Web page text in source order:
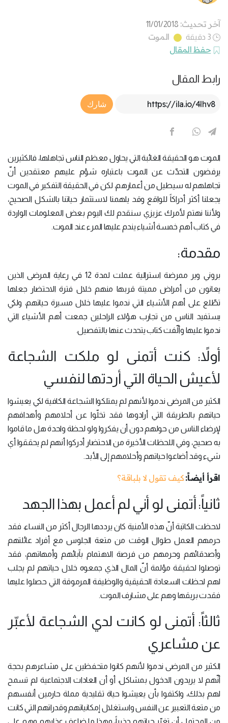
آخر تحديث: 11/01/2018
3 دقيقة
الموت
حفظ المقال
رابط المقال
Article Link
شارك
الموت هو الحقيقة الغائبة التي يحاول معظم الناس تجاهلها، فالكثيرين
يرفضون التحدّث عن الموت باعتباره شؤم عليهم معتقدين أنّ
تجاهلهم له سيطيل من أعمارهم، لكن في الحقيقة التفكير في الموت
يجعلنا أكثر أدراكاً للواقع وقد يلهمنا لاستثمار حياتنا بالشكل الصحيح،
ولأننا نهتم لأمرك عزيزي سنقدم لك اليوم بعض المعلومات الواردة
في كتاب أهم خمسة أشياء يندم عليها المرء عند الموت.
مقدمة:
بروني وير ممرضة استرالية عملت لمدة 12 في رعاية المرضى الذين
يعانون من أمراض مميتة قربها منهم خلال فترة الاحتضار جعلها
تطّلع على أهم الأشياء التي ندموا عليها خلال مسيرة حياتهم، ولكي
يستفيد الناس من تجارب هؤلاء الراحلين جمعت أهم الأشياء التي
ندموا عليها وألّفت كتاب يتحدث عنها بالتفصيل.
أولاً: كنت أتمنى لو ملكت الشجاعة
لأعيش الحياة التي أردتها لنفسي
الكثير من المرضى ندموا لأنهم لم يمتلكوا الشجاعة الكافية لكي يعيشوا
حياتهم بالطريقة التي أرادوها فقد تخلّوا عن أحلامهم وأهدافهم
لإرضاء الناس من حولهم دون أن يفكروا ولو لحظة واحدة هل ما قاموا
به صحيح، وفي اللحظات الأخيرة من الاحتضار أدركوا أنهم لم يحققوا أي
شيء وقد أضاعوا حياتهم وأحلامهم إلى الأبد.
اقرأ أيضاً: كيف تقول لا بلباقة؟
ثانياً: أتمنى لو أني لم أعمل بهذا الجهد
لاحظت الكاتبة أنّ هذه الأمنية كان يرددها الرجال أكثر من النساء، فقد
حرمهم العمل طوال الوقت من متعة الجلوس مع أفراد عائلتهم
وأصدقائهم وحرمهم من فرصة الاهتمام بآبائهم وأمهاتهم، فقد
توصلوا لحقيقة مؤلمة أنّ المال الذي جمعوه خلال حياتهم لم يجلب
لهم لحظات السعادة الحقيقية والوظيفة المرموقة التي حصلوا عليها
فقدت بريقها وهم على مشارف الموت.
ثالثاً: أتمنى لو كانت لدي الشجاعة لأعبّر
عن مشاعري
الكثير من المرضى ندموا لأنهم كانوا متحفظين على مشاعرهم بحجة
أنّهم لا يريدون الدخول بمشاكل، أو أن العادات الاجتماعية لم تسمح
لهم بذلك، واكتفوا بأن يعيشوا حياة تقليدية مملة حارمين أنفسهم
من متعة التعبير عن النفس واستغلال إمكانياتهم وقدراتهم التي كانت
من المحتمل أن تغيّر حياتهم جذرياً، وهذا ما ضاعف عذابهم وهم على